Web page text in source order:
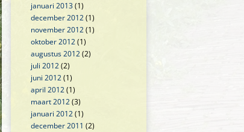
januari 2013(1)
december 2012(1)
november 2012(1)
oktober 2012(1)
augustus 2012(2)
juli 2012(2)
juni 2012(1)
april 2012(1)
maart 2012(3)
januari 2012(1)
december 2011 (2)